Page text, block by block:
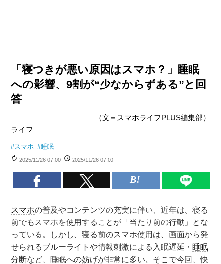
「寝つきが悪い原因はスマホ？」睡眠
への影響、9割が“少なからずある”と回
答
（文＝スマホライフPLUS編集部）
ライフ
#スマホ #睡眠
2025/11/26 07:00 2025/11/26 07:00
スマホの普及やコンテンツの充実に伴い、近年は、寝る
前でもスマホを使用することが「当たり前の行動」とな
っている。しかし、寝る前のスマホ使用は、画面から発
せられるブルーライトや情報刺激による入眠遅延・ 睡眠
分断など、睡眠への妨げが非常に多い。そこで今回、快